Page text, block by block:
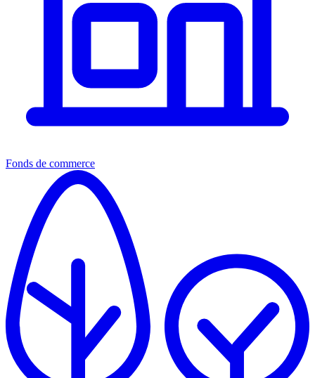
Fonds de commerce